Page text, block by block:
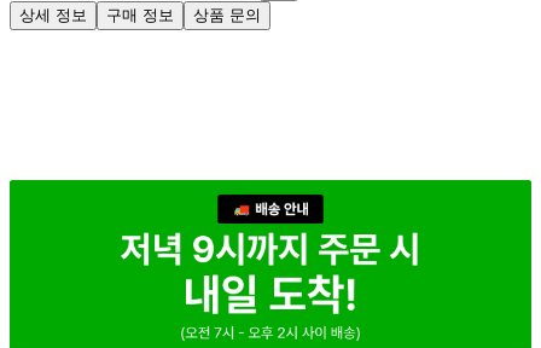
상세 정보 구매 정보 상품 문의